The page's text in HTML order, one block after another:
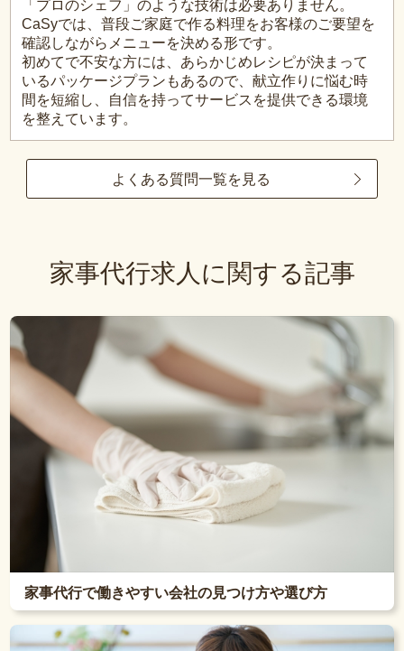
「プロのシェフ」のような技術は必要ありません。
CaSyでは、普段ご家庭で作る料理をお客様のご要望を
確認しながらメニューを決める形です。
初めてで不安な方には、あらかじめレシピが決まって
いるパッケージプランもあるので、献立作りに悩む時
間を短縮し、自信を持ってサービスを提供できる環境
を整えています。
よくある質問一覧を見る
家事代行求人に関する記事
家事代行で働きやすい会社の見つけ方や選び方